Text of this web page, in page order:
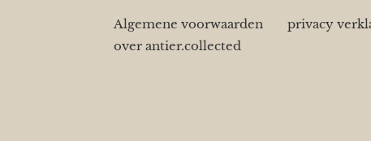
Algemene voorwaarden privacy
over antier.collected